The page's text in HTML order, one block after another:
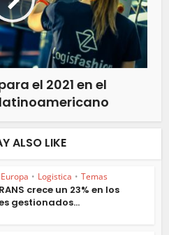
el 2021 en el
ALSO LIKE
Europa • Logistica • Temas
crece un 23% en los
gestionados...